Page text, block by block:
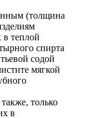
(толщина
в теплой
спирта
содой
мягкой
только
в